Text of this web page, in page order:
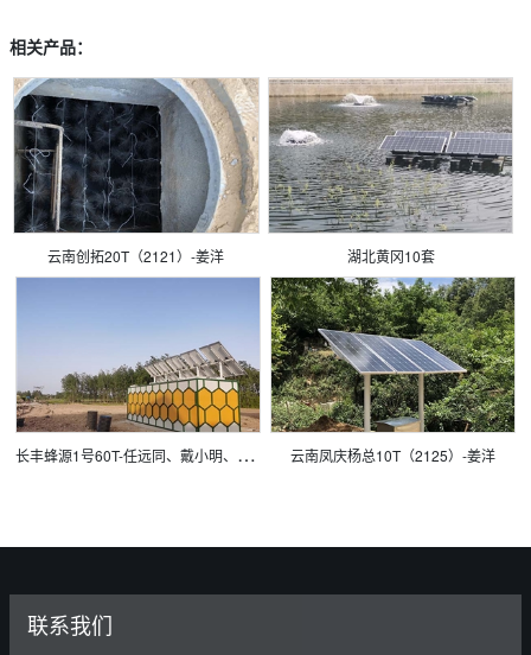
相关产品：
云南创拓20T（2121）-姜洋 湖北黄冈10套
长
丰蜂源1号60T-任远同、戴小明、姜洋、袁基、黄陈 云南凤庆杨总10T（2125）-姜洋
联系我们